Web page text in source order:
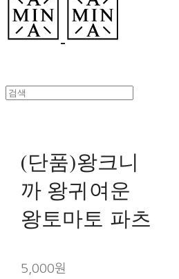
(단품)왕크니
까 왕귀여운
왕토마토 파츠
5,000원